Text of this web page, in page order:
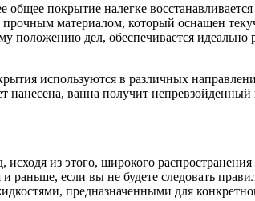
покрытие налегке
материалом, который оснащен
положению дел, обеспечивается
используются в различных
нанесена, ванна получит
исходя из этого, широкого
если вы не будете следовать
предназначенными для